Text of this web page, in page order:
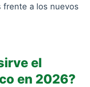
frente a los nuevos
el
en 2026?